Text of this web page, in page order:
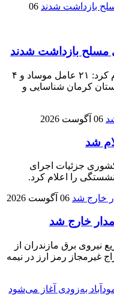
06
محمودآباد آنلاین : وزارت اطلاعات اعلام کرد: ۲۱ عامل موساد و ۴
کرمان شناسایی و
06 آگوست 2026
شد
جزئیات اجرای
را اعلام کرد.
06 آگوست 2026
نیروی برق مازندران از
دستگاه استخراج غیرمجاز رمز ارز در نیمه